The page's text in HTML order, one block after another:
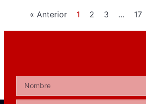
« Anterior 1 2 3 … 17